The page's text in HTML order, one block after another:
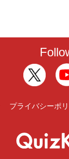
プライバシーポ